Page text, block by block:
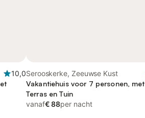
10,0Serooskerke, Zeeuwse Kust
Vakantiehuis voor 7 personen, met
Terras en Tuin
vanaf€ 88per nacht